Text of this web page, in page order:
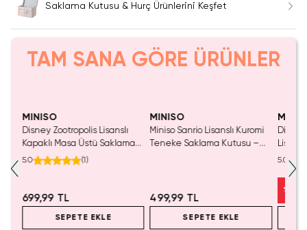
Saklama Kutusu & Hurç Ürünlerini Keşfet
TAM SANA GÖRE ÜRÜNLER
MINISO
Disney Zootropolis Lisanslı
Kapaklı Masa Üstü Saklama
Kutusu Akrilik 10.5 Cm
5.0 (1)
699,99 TL
SEPETE EKLE
MINISO
Miniso Sanrio Lisanslı Kuromi
Teneke Saklama Kutusu –
499,99 TL
SEPETE EKLE
5.0
%